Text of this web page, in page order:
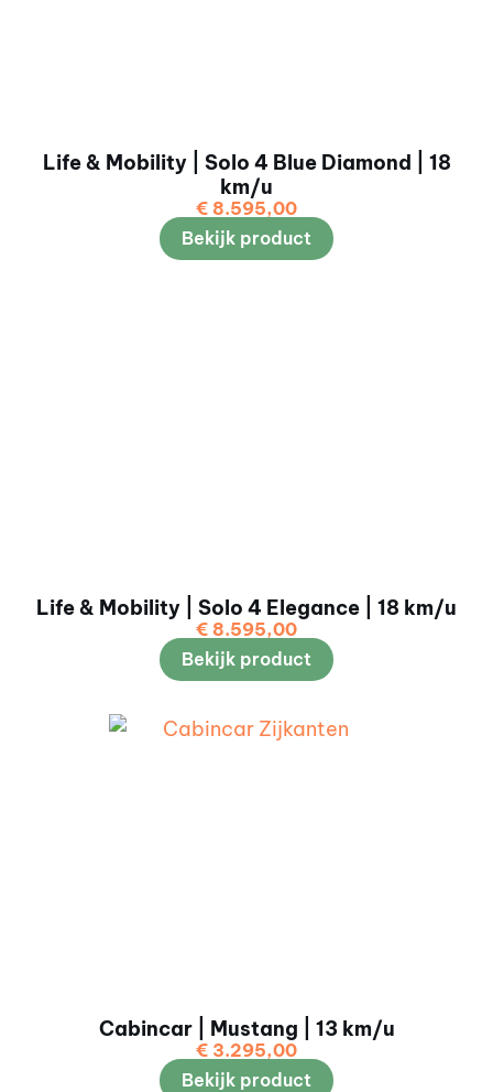
Life & Mobility | Solo 4 Blue Diamond | 18
km/u
€ 8.595,00
Bekijk product
Life & Mobility | Solo 4 Elegance | 18 km/u
€ 8.595,00
Bekijk product
Cabincar | Mustang | 13 km/u
€ 3.295,00
Bekijk product